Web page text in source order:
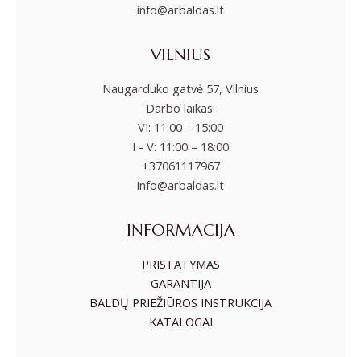
info@arbaldas.lt
VILNIUS
Naugarduko gatvė 57, Vilnius
Darbo laikas:
VI: 11:00 – 15:00
I - V: 11:00 – 18:00
+37061117967
info@arbaldas.lt
INFORMACIJA
PRISTATYMAS
GARANTIJA
BALDŲ PRIEŽIŪROS INSTRUKCIJA
KATALOGAI